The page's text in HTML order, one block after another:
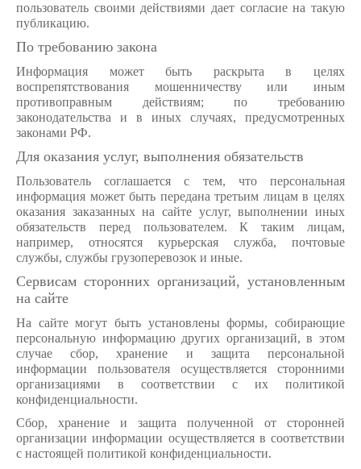
пользователь своими действиями дает согласие на такую
публикацию.
По требованию закона
Информация может быть раскрыта в целях
воспрепятствования мошенничеству или иным
противоправным действиям; по требованию
законодательства и в иных случаях, предусмотренных
законами РФ.
Для оказания услуг, выполнения обязательств
Пользователь соглашается с тем, что персональная
информация может быть передана третьим лицам в целях
оказания заказанных на сайте услуг, выполнении иных
обязательств перед пользователем. К таким лицам,
например, относятся курьерская служба, почтовые
службы, службы грузоперевозок и иные.
Сервисам сторонних организаций, установленным
на сайте
На сайте могут быть установлены формы, собирающие
персональную информацию других организаций, в этом
случае сбор, хранение и защита персональной
информации пользователя осуществляется сторонними
организациями в соответствии с их политикой
конфиденциальности.
Сбор, хранение и защита полученной от сторонней
организации информации осуществляется в соответствии
с настоящей политикой конфиденциальности.